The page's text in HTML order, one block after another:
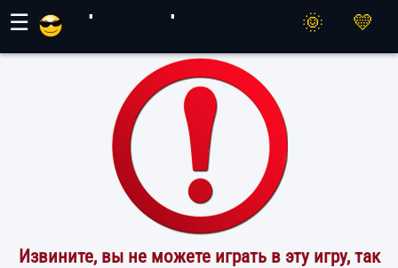
☰
Извините, вы не можете играть в эту игру, так